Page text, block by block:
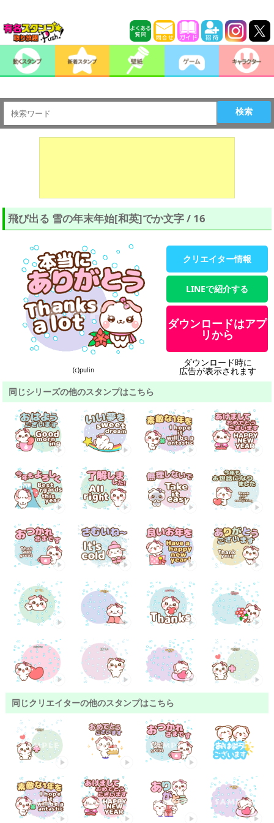
検索
飛び出る 雪の年末年始[和英]でか文字 / 16
(c)pulin
クリエイター情報
LINEで紹介する
ダウンロードはアプ
リから
ダウンロード時に
広告が表示されます
同じシリーズの他のスタンプはこちら
同じクリエイターの他のスタンプはこちら